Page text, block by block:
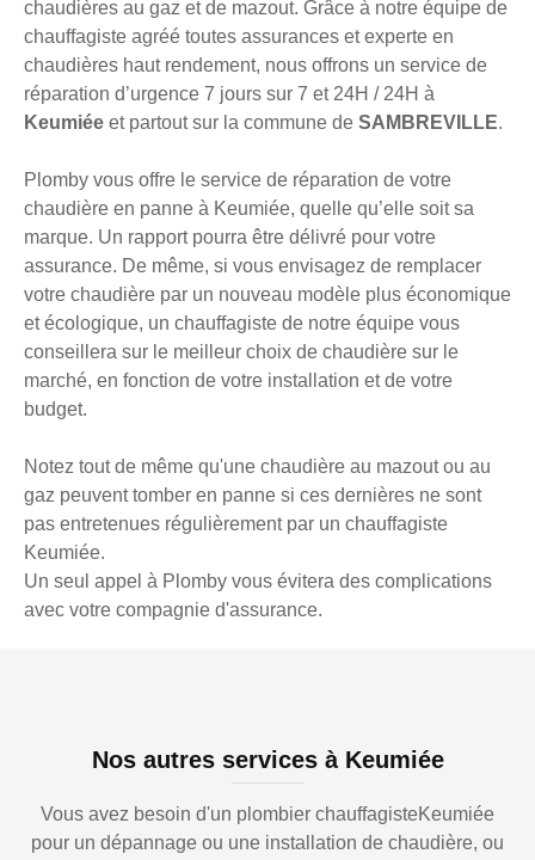
chaudières au gaz et de mazout. Grâce à notre équipe de
chauffagiste agréé toutes assurances et experte en
chaudières haut rendement, nous offrons un service de
réparation d’urgence 7 jours sur 7 et 24H / 24H à
Keumiée et partout sur la commune de SAMBREVILLE.
Plomby vous offre le service de réparation de votre
chaudière en panne à Keumiée, quelle qu’elle soit sa
marque. Un rapport pourra être délivré pour votre
assurance. De même, si vous envisagez de remplacer
votre chaudière par un nouveau modèle plus économique
et écologique, un chauffagiste de notre équipe vous
conseillera sur le meilleur choix de chaudière sur le
marché, en fonction de votre installation et de votre
budget.
Notez tout de même qu'une chaudière au mazout ou au
gaz peuvent tomber en panne si ces dernières ne sont
pas entretenues régulièrement par un chauffagiste
Keumiée.
Un seul appel à Plomby vous évitera des complications
avec votre compagnie d'assurance.
Nos autres services à Keumiée
Vous avez besoin d'un plombier chauffagisteKeumiée
pour un dépannage ou une installation de chaudière, ou